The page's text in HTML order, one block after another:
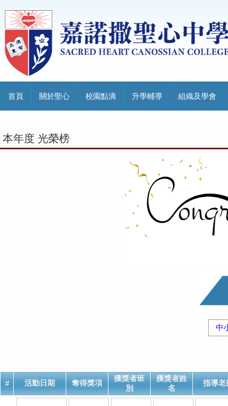
首頁 關於聖心 校園點滴 升學輔導 組織及學會
本年度 光榮榜
中
# 活動日期 奪得獎項
獲獎者班
別
獲獎者姓
名
指導老